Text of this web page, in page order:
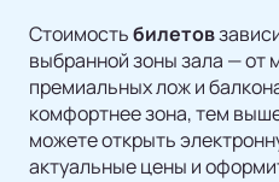
Стоимостьбилетов
выбранной зоны зала — от
премиальных лож и
комфортнее зона, тем
можете открыть
актуальные цены и